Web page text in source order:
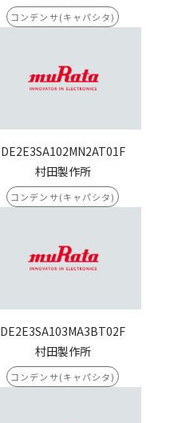
コンデンサ(キャパシタ)
DE2E3SA102MN2AT01F
村田製作所
コンデンサ(キャパシタ)
DE2E3SA103MA3BT02F
村田製作所
コンデンサ(キャパシタ)